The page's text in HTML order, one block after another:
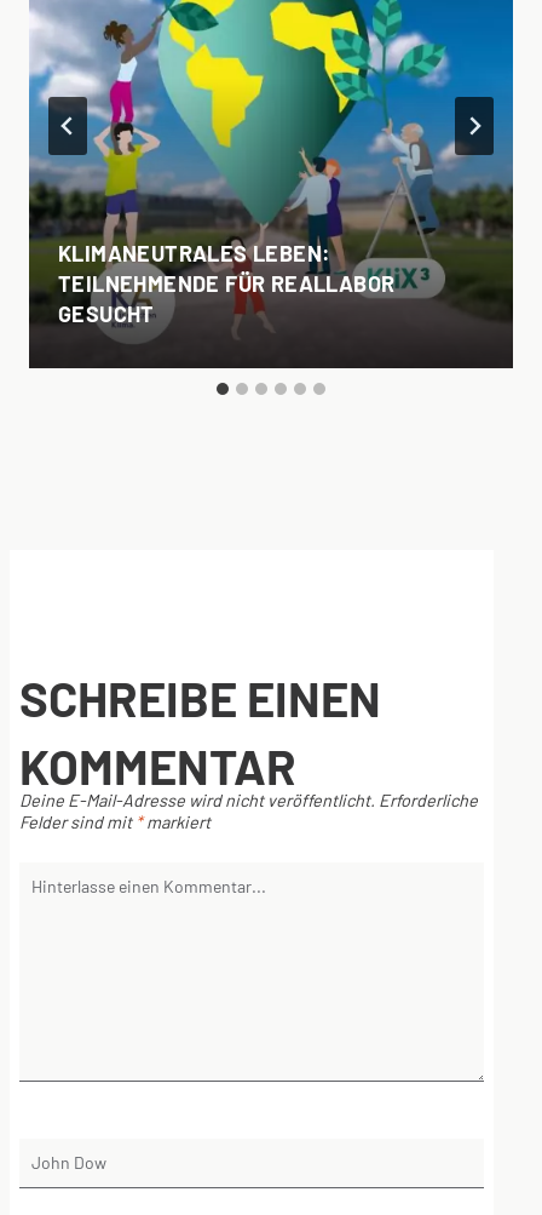
KLIMANEUTRALES LEBEN:
TEILNEHMENDE FÜR REALLABOR
GESUCHT
SCHREIBE EINEN
KOMMENTAR
Deine E-Mail-Adresse wird nicht veröffentlicht. Erforderliche
Felder sind mit *markiert